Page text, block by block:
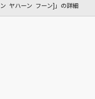
ヤハーン フーン]」の詳細